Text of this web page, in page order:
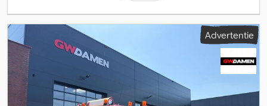
Advertentie